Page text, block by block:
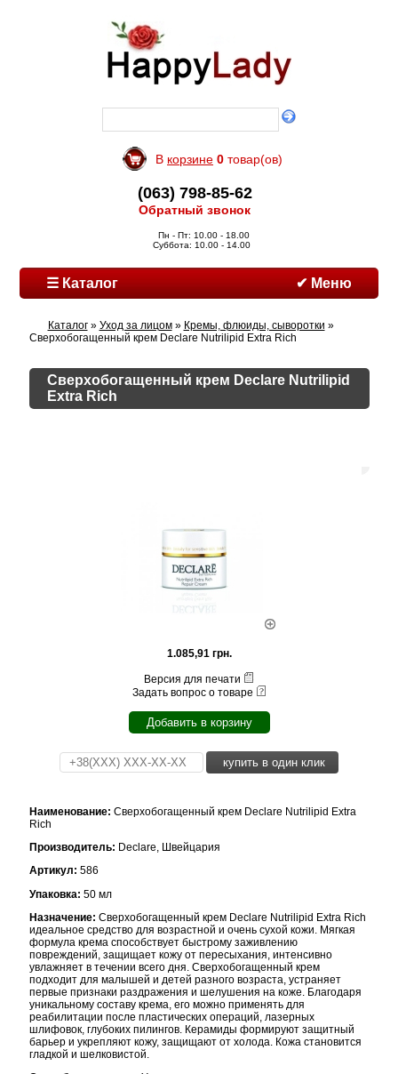
В корзине 0 товар(ов)
(063) 798-85-62
Обратный звонок
Пн - Пт: 10.00 - 18.00
Суббота: 10.00 - 14.00
☰ Каталог ✔ Меню
Каталог» Уход за лицом» Кремы, флюиды, сыворотки »
Сверхобогащенный крем Declare Nutrilipid Extra Rich
Сверхобогащенный крем Declare Nutrilipid
Extra Rich
1.085,91 грн.
Версия для печати
Задать вопрос о товаре
Добавить в корзину
купить в один клик
Наименование: Сверхобогащенный крем Declare Nutrilipid Extra
Rich
Производитель: Declare, Швейцария
Артикул: 586
Упаковка: 50 мл
Назначение: Сверхобогащенный крем Declare Nutrilipid Extra Rich
идеальное средство для возрастной и очень сухой кожи. Мягкая
формула крема способствует быстрому заживлению
повреждений, защищает кожу от пересыхания, интенсивно
увлажняет в течении всего дня. Сверхобогащенный крем
подходит для малышей и детей разного возраста, устраняет
первые признаки раздражения и шелушения на коже. Благодаря
уникальному составу крема, его можно применять для
реабилитации после пластических операций, лазерных
шлифовок, глубоких пилингов. Керамиды формируют защитный
барьер и укрепляют кожу, защищают от холода. Кожа становится
гладкой и шелковистой.